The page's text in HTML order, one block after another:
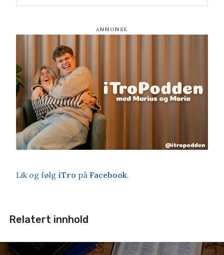
Lik og følg iTro på Facebook.
Relatert innhold